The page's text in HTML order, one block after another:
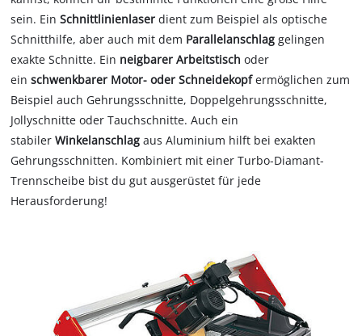
sein. EinSchnittlinienlaserdient zum Beispiel als optische
Schnitthilfe, aber auch mit dem Parallelanschlaggelingen
exakte Schnitte. Ein neigbarer Arbeitstisch oder
einschwenkbarer Motor- oder Schneidekopfermöglichen zum
Beispiel auch Gehrungsschnitte, Doppelgehrungsschnitte,
Jollyschnitte oder Tauchschnitte. Auch ein
stabilerWinkelanschlagaus Aluminium hilft bei exakten
Gehrungsschnitten. Kombiniert mit einer Turbo-Diamant-
Trennscheibe bist du gut ausgerüstet für jede
Herausforderung!